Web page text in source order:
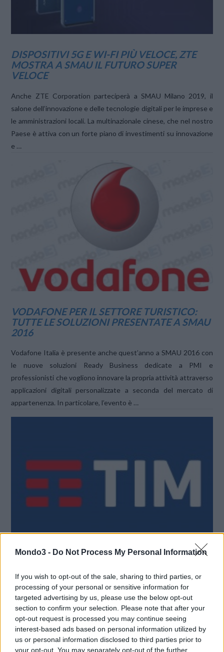
Mondo3 - Do Not Process My Personal Information
If you wish to opt-out of the sale, sharing to third parties, or
processing of your personal or sensitive information for
targeted advertising by us, please use the below opt-out
section to confirm your selection. Please note that after your
opt-out request is processed you may continue seeing
interest-based ads based on personal information utilized by
us or personal information disclosed to third parties prior to
your opt-out. You may separately opt-out of the further
VIEW POST
DISPOSITIVI 5G E WI-FI PIÙ VELOCE, ZTE
MOSTRA A SMAU IL FUTURO SUPER
VELOCE
Anche ZTE Corporation parteciperà a SMAU Milano 2019, il
salone dell’innovazione e delle tecnologie digitali per le imprese e
le amministrazioni locali. La multinazionale cinese, che nel nostro
Paese è attiva con un forte piano di investimenti su innovazione
e …
VODAFONE PER IL SETTORE TURISTICO:
TUTTE LE SOLUZIONI PRESENTATE A SMAU
2016
Vodafone Italia è presente anche quest’anno a SMAU 2016 con
le nuove soluzioni Ready Business dedicate a PMI e
professionisti che vogliono innovare la propria attività attraverso
applicazioni digitali personalizzate a seconda del mercato di
appartenenza. In particolare, l’evento è …
SOLUZIONI PER IMPRESE E STARTUP
TIM partecipa a Smau Torino, in programma il 30 giugno e il
1°luglio presso Lingotto Fiere, presentando le innovative
soluzioni cloud disponibili per le piccole e medie imprese
attraverso il portale Nuvola Store , le nuove iniziative dedicate a
software …